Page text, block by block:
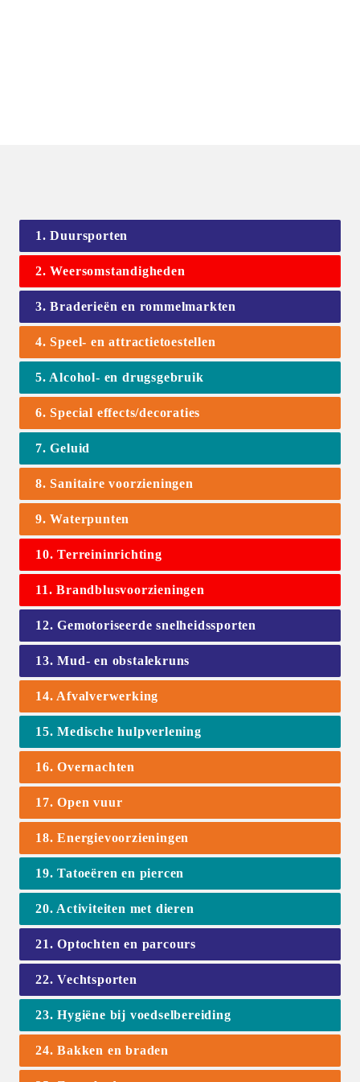
1. Duursporten
2. Weersomstandigheden
3. Braderieën en rommelmarkten
4. Speel- en attractietoestellen
5. Alcohol- en drugsgebruik
6. Special effects/decoraties
7. Geluid
8. Sanitaire voorzieningen
9. Waterpunten
10. Terreininrichting
11. Brandblusvoorzieningen
12. Gemotoriseerde snelheidssporten
13. Mud- en obstalekruns
14. Afvalverwerking
15. Medische hulpverlening
16. Overnachten
17. Open vuur
18. Energievoorzieningen
19. Tatoeëren en piercen
20. Activiteiten met dieren
21. Optochten en parcours
22. Vechtsporten
23. Hygiëne bij voedselbereiding
24. Bakken en braden